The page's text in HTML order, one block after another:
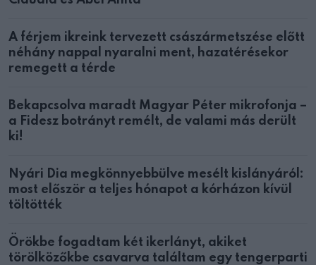
A férjem ikreink tervezett császármetszése előtt
néhány nappal nyaralni ment, hazatérésekor
remegett a térde
Bekapcsolva maradt Magyar Péter mikrofonja –
a Fidesz botrányt remélt, de valami más derült
ki!
Nyári Dia megkönnyebbülve mesélt kislányáról:
most először a teljes hónapot a kórházon kívül
töltötték
Örökbe fogadtam két ikerlányt, akiket
törölközőkbe csavarva találtam egy tengerparti